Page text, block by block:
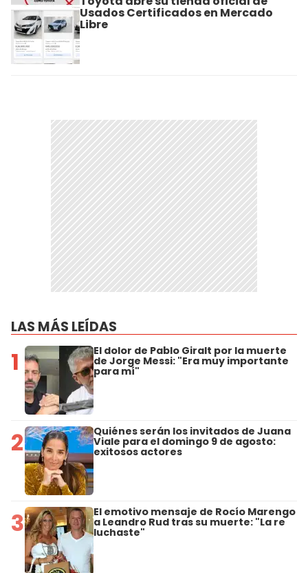
Usados Certificados en Mercado
Libre
LAS MÁS LEÍDAS
1 El dolor de Pablo Giralt por la muerte
de Jorge Messi: "Era muy importante
para mí"
2 Quiénes serán los invitados de Juana
Viale para el domingo 9 de agosto:
exitosos actores
3 El emotivo mensaje de Rocío Marengo
a Leandro Rud tras su muerte: "La re
luchaste"